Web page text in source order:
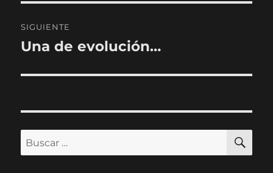
SIGUIENTE
Entrada
Una de evolución…
Buscar
por: